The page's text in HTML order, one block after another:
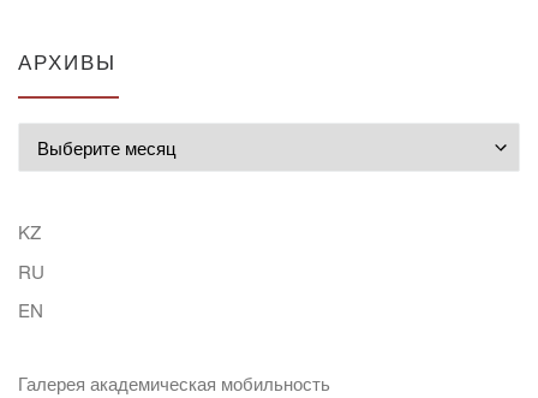
АРХИВЫ
KZ
RU
EN
Галерея академическая мобильность